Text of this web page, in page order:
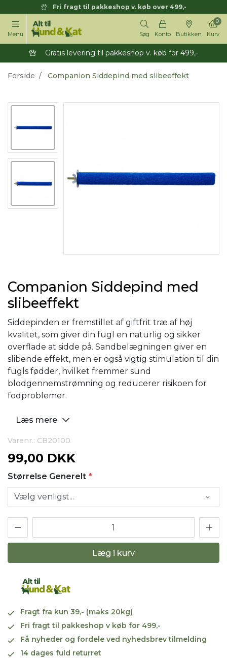
Fri fragt til pakkeshop v. køb over 499,-
Menu Søg Konto Butikken Kurv
0
Gratis levering til pakkeshop v. køb for 499,-
Forside Companion Siddepind med slibeeffekt
Companion Siddepind med
slibeeffekt
Siddepinden er fremstillet af giftfrit træ af høj
kvalitet, som giver din fugl en naturlig og sikker
overflade at sidde på. Sandbelægningen giver en
slibende effekt, men er også vigtig stimulation til din
fugls fødder, hvilket fremmer sund
blodgennemstrømning og reducerer risikoen for
fodproblemer.
Læs mere
Varenr.: CB20100
99,00 DKK
Størrelse Generelt *
Læg i kurv
Fragt fra kun 39,- (maks 20kg)
Fri fragt til pakkeshop v køb for 499,-
Få nyheder og fordele ved nyhedsbrev tilmelding
14 dages fuld returret